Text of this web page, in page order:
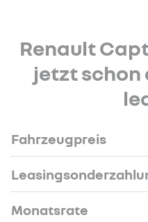
Renault
jetzt schon
Fahrzeugpreis
Monatsrate